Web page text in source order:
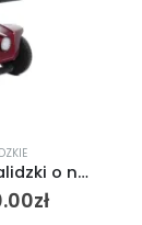
CLEVER TRIP Skuter inwalidzki o napędzie elektrycznym
zł